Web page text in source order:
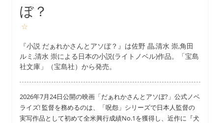
ぼ？
☆
『小説 だぁれかさんとアソぼ？』は佐野 晶,清水 崇,角田
ルミ,清水 崇による日本の小説(ライトノベル)作品。「宝島
社文庫」（宝島社）から発売。
2026年7月24日公開の映画「だぁれかさんとアソぼ?」公式ノベ
ライズ! 監督を務めるのは、「呪怨」シリーズで日本人監督の
実写作品として初めて全米興行成績No.1を獲得し、近作に『犬